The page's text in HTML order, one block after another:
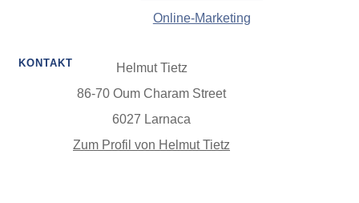
Online-Marketing
KONTAKT
Helmut Tietz
86-70 Oum Charam Street
6027 Larnaca
Zum Profil von Helmut Tietz